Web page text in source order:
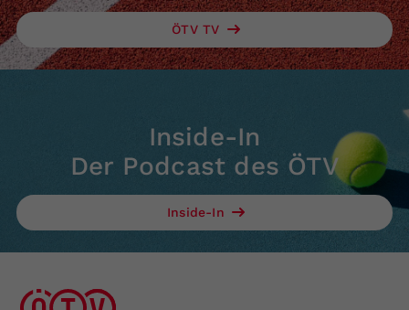
ÖTV TV
Inside-In
Der Podcast des ÖTV
Inside-In